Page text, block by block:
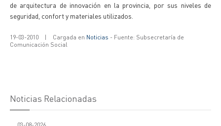
de arquitectura de innovación en la provincia, por sus niveles de
seguridad, confort y materiales utilizados.
19-03-2010 | Cargada en Noticias - Fuente: Subsecretaría de
Comunicación Social
Noticias Relacionadas